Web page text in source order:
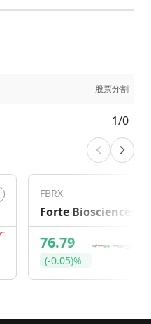
股票分割
1/0
FBRX
Forte Biosciences
76.79
(-0.05)%